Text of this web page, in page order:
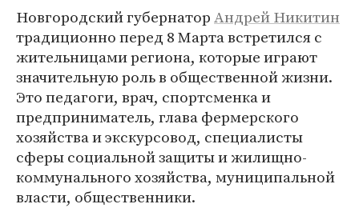
Новгородский губернаторАндрей Никитин
традиционно перед 8 Марта встретился с
жительницами региона, которые играют
значительную роль в общественной жизни.
Это педагоги, врач, спортсменка и
предприниматель, глава фермерского
хозяйства и экскурсовод, специалисты
сферы социальной защиты и жилищно-
коммунального хозяйства, муниципальной
власти, общественники.